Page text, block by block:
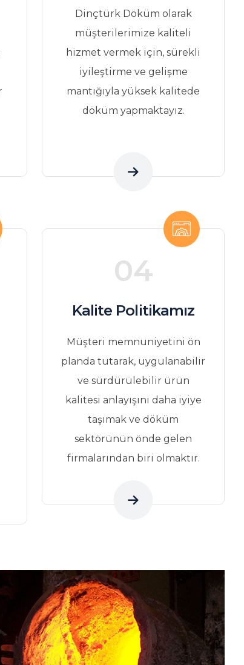
Dinçtürk Döküm olarak
müşterilerimize kaliteli
hizmet vermek için, sürekli
iyileştirme ve gelişme
mantığıyla yüksek kalitede
döküm yapmaktayız.
04
Kalite Politikamız
Müşteri memnuniyetini ön
planda tutarak, uygulanabilir
ve sürdürülebilir ürün
kalitesi anlayışını daha iyiye
taşımak ve döküm
sektörünün önde gelen
firmalarından biri olmaktır.